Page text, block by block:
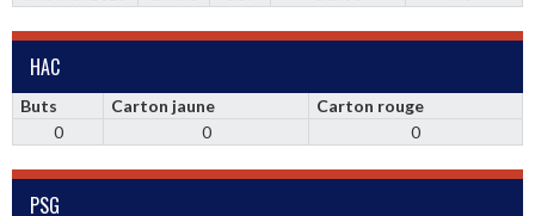
HAC
Buts Carton jaune
Carton rouge
0
0 0
PSG